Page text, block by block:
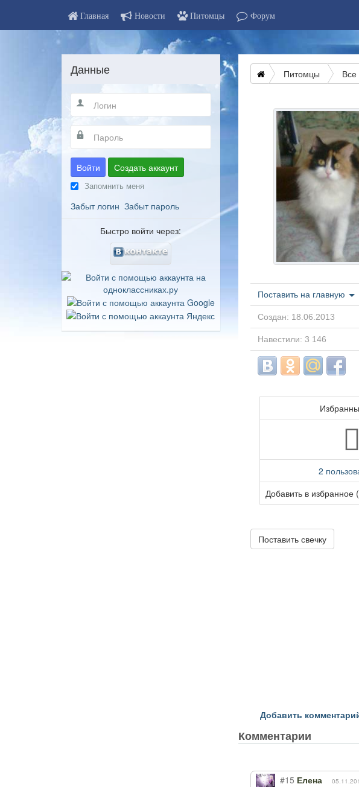
Главная Новости Питомцы Форум
Питомцы
Поставить на главную
Создан: 18.06.2013
Навестили: 3 146
2
Добавить в избранное
Поставить свечку
Добавить
Комментарии
#15 Елена
Данные
Войти Создать аккаунт
Запомнить меня
Забыт логин Забыт пароль
Быстро войти через: